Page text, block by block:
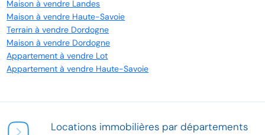
Maison à vendre Landes
Maison à vendre Haute-Savoie
Terrain à vendre Dordogne
Maison à vendre Dordogne
Appartement à vendre Lot
Appartement à vendre Haute-Savoie
Locations immobilières par départements